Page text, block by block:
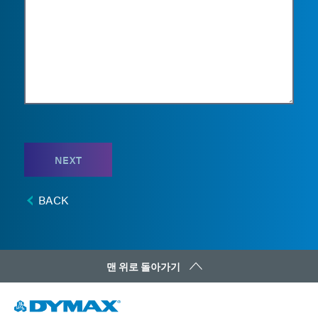
NEXT
BACK
맨 위로 돌아가기